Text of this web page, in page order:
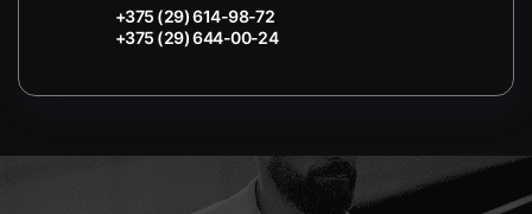
+375 (29) 614-98-72
+375 (29) 644-00-24